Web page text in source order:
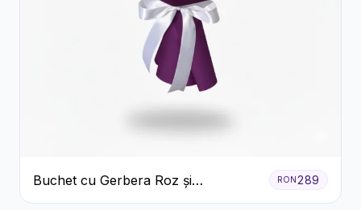
Buchet cu Gerbera Roz și
Crizanteme Verzi
RON 289